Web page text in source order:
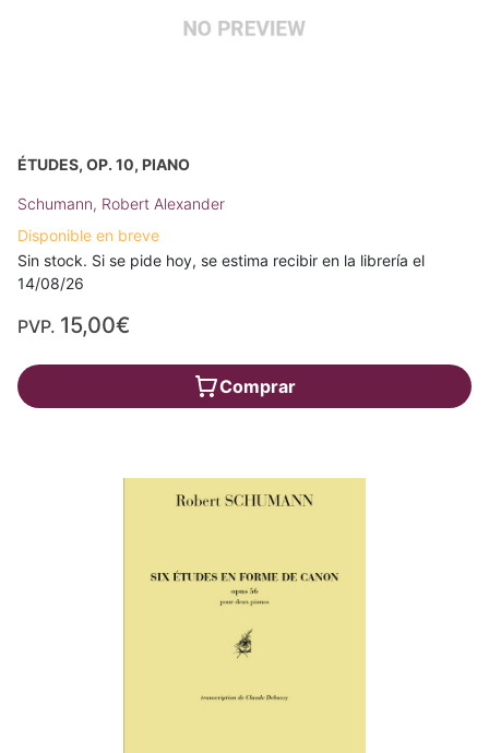
ÉTUDES, OP. 10, PIANO
Schumann, Robert Alexander
Disponible en breve
Sin stock. Si se pide hoy, se estima recibir en la librería el
14/08/26
PVP. 15,00€
Comprar